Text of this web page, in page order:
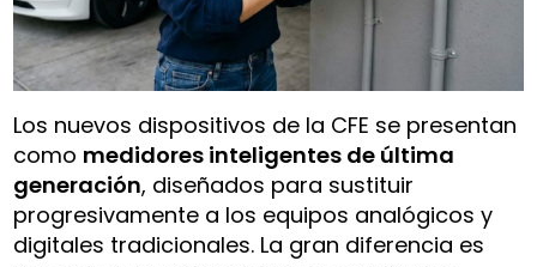
Los nuevos dispositivos de la CFE se presentan
como medidores inteligentes de última
generación, diseñados para sustituir
progresivamente a los equipos analógicos y
digitales tradicionales. La gran diferencia es